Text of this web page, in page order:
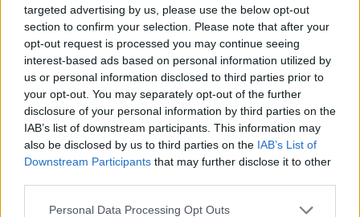
targeted advertising by us, please use the below opt-out
section to confirm your selection. Please note that after your
opt-out request is processed you may continue seeing
interest-based ads based on personal information utilized by
us or personal information disclosed to third parties prior to
your opt-out. You may separately opt-out of the further
disclosure of your personal information by third parties on the
IAB’s list of downstream participants. This information may
also be disclosed by us to third parties on the IAB’s List of
Downstream Participants that may further disclose it to other
Personal Data Processing Opt Outs